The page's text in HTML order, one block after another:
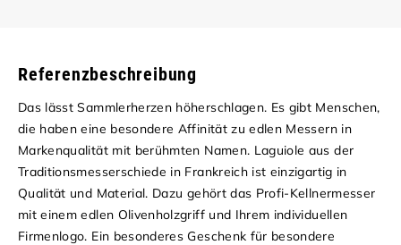
Referenzbeschreibung
Das lässt Sammlerherzen höherschlagen. Es gibt Menschen,
die haben eine besondere Affinität zu edlen Messern in
Markenqualität mit berühmten Namen. Laguiole aus der
Traditionsmesserschiede in Frankreich ist einzigartig in
Qualität und Material. Dazu gehört das Profi-Kellnermesser
mit einem edlen Olivenholzgriff und Ihrem individuellen
Firmenlogo. Ein besonderes Geschenk für besondere